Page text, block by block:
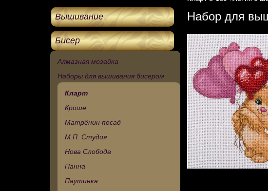
Вышивание
Бисер
Алмазная мозайка
Наборы для вышивания бисером
Кларт
Кроше
Матрёнин посад
М.П. Студия
Нова Слобода
Панна
Паутинка
Набор для